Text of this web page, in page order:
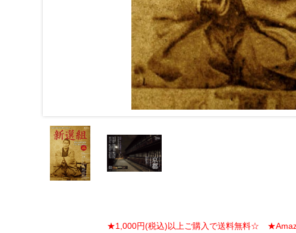
★1,000円(税込)以上ご購入で送料無料☆